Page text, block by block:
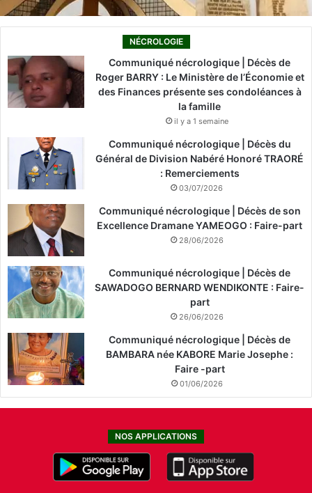
NÉCROLOGIE
Communiqué nécrologique | Décès de
Roger BARRY : Le Ministère de l’Économie et
des Finances présente ses condoléances à
la famille
il y a 1 semaine
Communiqué nécrologique | Décès du
Général de Division Nabéré Honoré TRAORÉ
: Remerciements
03/07/2026
Communiqué nécrologique | Décès de son
Excellence Dramane YAMEOGO : Faire-part
28/06/2026
Communiqué nécrologique | Décès de
SAWADOGO BERNARD WENDIKONTE : Faire-
part
26/06/2026
Communiqué nécrologique | Décès de
BAMBARA née KABORE Marie Josephe :
Faire -part
01/06/2026
NOS APPLICATIONS